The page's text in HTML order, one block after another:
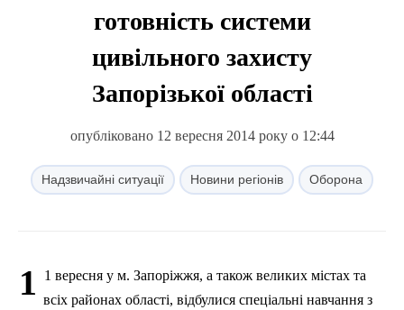
готовність системи
цивільного захисту
Запорізької області
опубліковано 12 вересня 2014 року о 12:44
Надзвичайні ситуації Новини регіонів Оборона
1
1 вересня у м. Запоріжжя, а також великих містах та
всіх районах області, відбулися спеціальні навчання з